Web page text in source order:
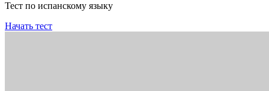
Тест по испанскому языку
Начать тест